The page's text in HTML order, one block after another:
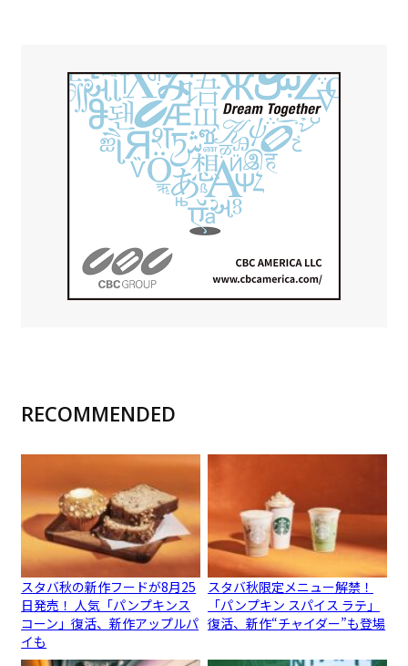
RECOMMENDED
スタバ秋の新作フードが8月25
日発売！ 人気「パンプキンス
コーン」復活、新作アップルパ
イも
スタバ秋限定メニュー解禁！
「パンプキン スパイス ラテ」
復活、新作“チャイダー”も登場